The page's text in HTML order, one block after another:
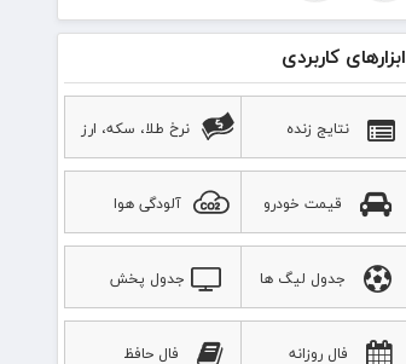
ابزارهای کاربردی
نتایج زنده نرخ طلا، سکه، ارز
قیمت خودرو آلودگی هوا
جدول لیگ ها
جدول پخش
ورزشی
فال روزانه
فال حافظ